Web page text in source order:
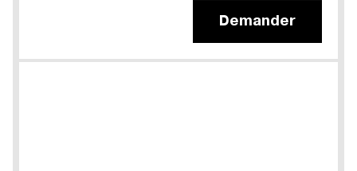
Demander